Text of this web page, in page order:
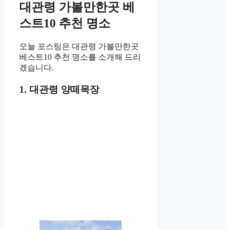
대관령 가볼만한곳 베
스트10 추천 명소
오늘 포스팅은 대관령 가볼만한곳
베스트10 추천 명소를 소개해 드리
겠습니다.
1. 대관령 양떼목장